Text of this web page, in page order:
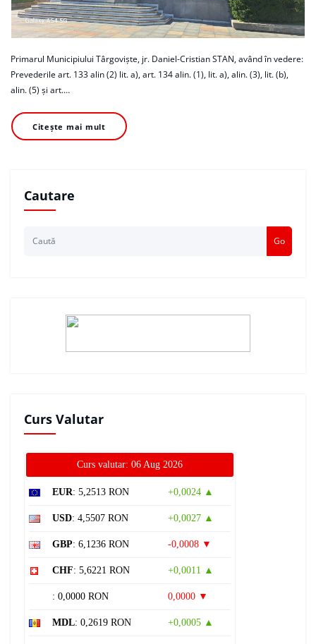
Primarul Municipiului Târgoviște, jr. Daniel-Cristian STAN, având în vedere:
Prevederile art. 133 alin (2) lit. a), art. 134 alin. (1), lit. a), alin. (3), lit. (b),
alin. (5) și art.…
Citește mai mult
Cautare
Go
Curs Valutar
Curs valutar: 06 Aug 2026
EUR: 5,2513 RON +0,0024 ▲
USD: 4,5507 RON +0,0027 ▲
GBP: 6,1236 RON -0,0008 ▼
CHF: 5,6221 RON +0,0011 ▲
: 0,0000 RON 0,0000 ▼
MDL: 0,2619 RON +0,0005 ▲